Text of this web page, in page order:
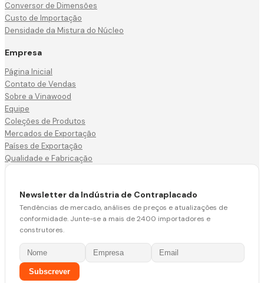
Conversor de Dimensões
Custo de Importação
Densidade da Mistura do Núcleo
Empresa
Página Inicial
Contato de Vendas
Sobre a Vinawood
Equipe
Coleções de Produtos
Mercados de Exportação
Países de Exportação
Qualidade e Fabricação
Newsletter da Indústria de Contraplacado
Tendências de mercado, análises de preços e atualizações de
conformidade. Junte-se a mais de 2400 importadores e
construtores.
Subscrever